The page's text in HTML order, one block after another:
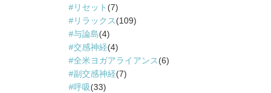
リセット (7)
リラックス(109)
与論島(4)
交感神経(4)
全米ヨガアライアンス(6)
副交感神経(7)
呼吸(33)